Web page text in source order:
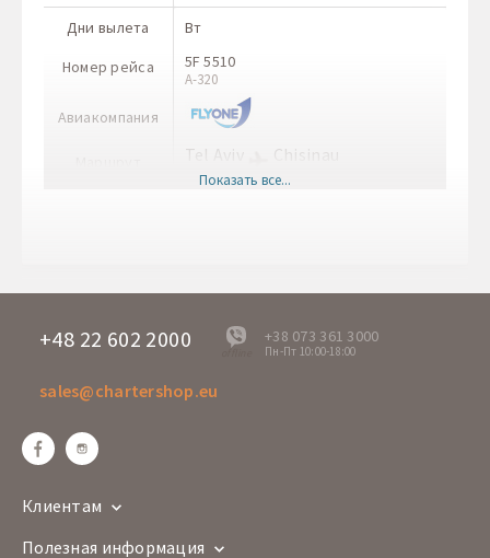
Дни вылета
Номер рейса
Авиакомпания
Вт
5F 5510
A-320
Tel Aviv
TLV
Chisinau
Врема вылета
A-320
Chisinau
Показать все...
+48 22 602 2000 +38 073 361 3000
Пн-Пт 10:00-18:00
sales@chartershop.eu
Клиентам
Полезная информация